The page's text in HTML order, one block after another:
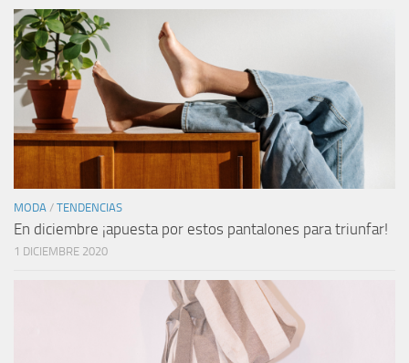
MODA / TENDENCIAS
En diciembre ¡apuesta por estos pantalones para triunfar!
1 DICIEMBRE 2020